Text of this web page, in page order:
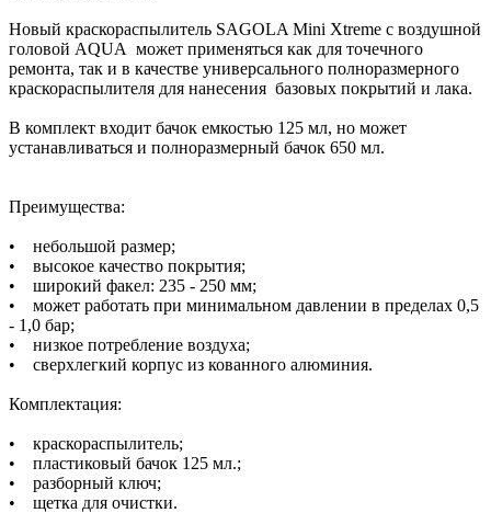
Новый краскораспылитель SAGOLA Mini Xtreme с воздушной
головой AQUA может применяться как для точечного
ремонта, так и в качестве универсального полноразмерного
краскораспылителя для нанесения базовых покрытий и лака.
В комплект входит бачок емкостью 125 мл, но может
устанавливаться и полноразмерный бачок 650 мл.
Преимущества:
• небольшой размер;
• высокое качество покрытия;
• широкий факел: 235 - 250 мм;
• может работать при минимальном давлении в пределах 0,5
- 1,0 бар;
• низкое потребление воздуха;
• сверхлегкий корпус из кованного алюминия.
Комплектация:
• краскораспылитель;
• пластиковый бачок 125 мл.;
• разборный ключ;
• щетка для очистки.